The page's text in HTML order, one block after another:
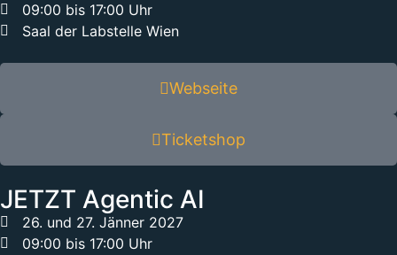
09:00 bis 17:00 Uhr
Saal der Labstelle Wien
Webseite
Ticketshop
JETZT Agentic AI
26. und 27. Jänner 2027
09:00 bis 17:00 Uhr